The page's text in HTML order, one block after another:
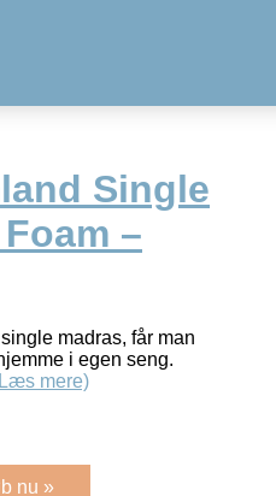
Single
–
madras, får man
i egen seng.
mere)
nu »